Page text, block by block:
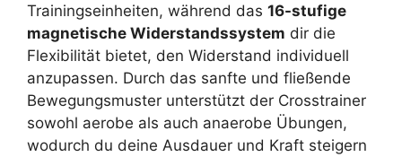
Trainingseinheiten, während das 16-stufige
magnetische Widerstandssystem dir die
Flexibilität bietet, den Widerstand individuell
anzupassen. Durch das sanfte und fließende
Bewegungsmuster unterstützt der Crosstrainer
sowohl aerobe als auch anaerobe Übungen,
wodurch du deine Ausdauer und Kraft steigern